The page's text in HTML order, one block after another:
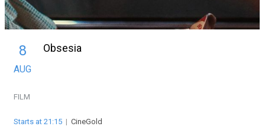
8
AUG
Obsesia
FILM
Starts at 21:15 | CineGold